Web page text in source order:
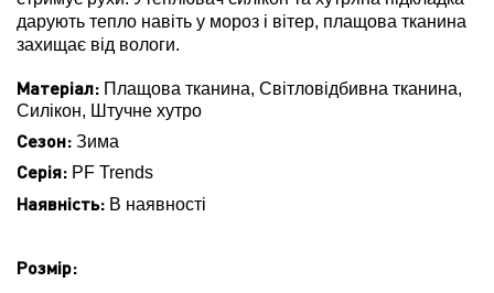
дарують тепло навіть у мороз і вітер, плащова тканина
захищає від вологи.
Матеріал: Плащова тканина, Світловідбивна тканина,
Силікон, Штучне хутро
Сезон: Зима
Серія: PF Trends
Наявність: В наявності
Розмір: